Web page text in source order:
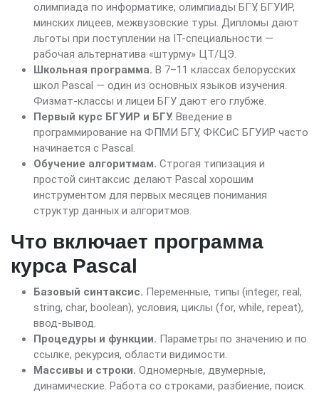
олимпиада по информатике, олимпиады БГУ, БГУИР,
минских лицеев, межвузовские туры. Дипломы дают
льготы при поступлении на IT-специальности —
рабочая альтернатива «штурму» ЦТ/ЦЭ.
Школьная программа. В 7–11 классах белорусских
школ Pascal — один из основных языков изучения.
Физмат-классы и лицеи БГУ дают его глубже.
Первый курс БГУИР и БГУ. Введение в
программирование на ФПМИ БГУ, ФКСиС БГУИР часто
начинается с Pascal.
Обучение алгоритмам. Строгая типизация и
простой синтаксис делают Pascal хорошим
инструментом для первых месяцев понимания
структур данных и алгоритмов.
Что включает программа
курса Pascal
Базовый синтаксис. Переменные, типы (integer, real,
string, char, boolean), условия, циклы (for, while, repeat),
ввод-вывод.
Процедуры и функции. Параметры по значению и по
ссылке, рекурсия, области видимости.
Массивы и строки. Одномерные, двумерные,
динамические. Работа со строками, разбиение, поиск.